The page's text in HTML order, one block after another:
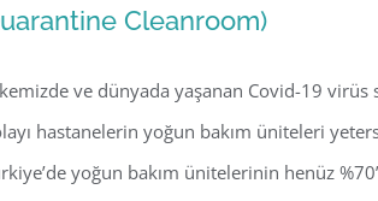
Cleanroom)
ve dünyada yaşanan Covid-19 virüs
hastanelerin yoğun bakım üniteleri
yoğun bakım ünitelerinin henüz